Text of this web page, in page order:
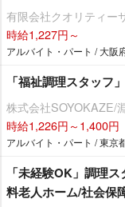
有限会社クオリティー
時給1,227円～
アルバイト・パート / 大阪
「福祉調理スタッフ
株式会社SOYOKAZE/
時給1,226円～1,400円
アルバイト・パート / 東京
「未経験OK」調理
料老人ホーム/社会保